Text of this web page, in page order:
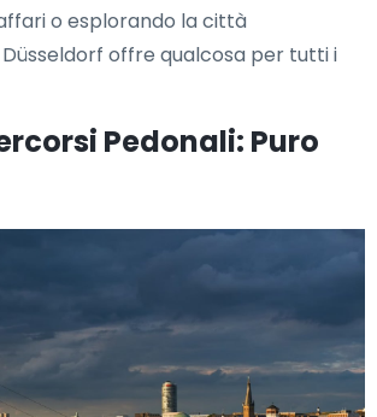
o esplorando la città
offre qualcosa per tutti i
Pedonali: Puro